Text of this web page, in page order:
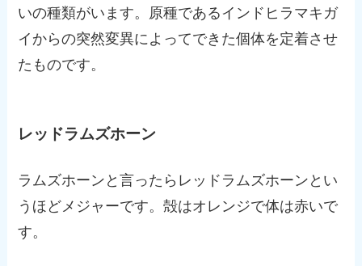
いの種類がいます。原種であるインドヒラマキガ
イからの突然変異によってできた個体を定着させ
たものです。
レッドラムズホーン
ラムズホーンと言ったらレッドラムズホーンとい
うほどメジャーです。殻はオレンジで体は赤いで
す。